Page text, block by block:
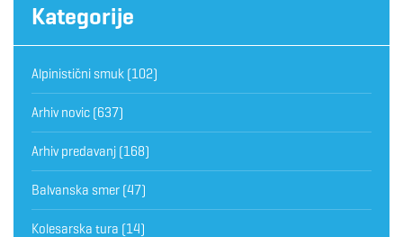
Kategorije
Alpinistični smuk (102)
Arhiv novic (637)
Arhiv predavanj (168)
Balvanska smer (47)
Kolesarska tura (14)